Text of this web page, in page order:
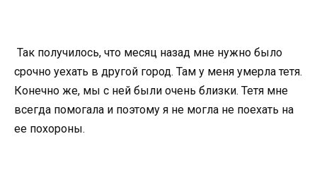
Так получилось, что месяц назад мне нужно было
срочно уехать в другой город. Там у меня умерла тетя.
Конечно же, мы с ней были очень близки. Тетя мне
всегда помогала и поэтому я не могла не поехать на
ее похороны.